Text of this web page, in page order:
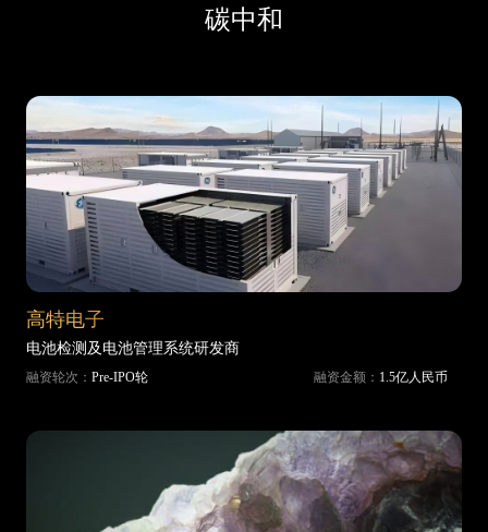
碳中和
高特电子
电池检测及电池管理系统研发商
融资轮次： Pre-IPO轮 融资金额： 1.5亿人民币